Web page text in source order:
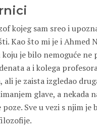
kojeg sam sreo i
Kao što mi je i Ahmed
je bilo nemoguće
a i kolega
je zaista izgledao
glave, a nekada
Sve u vezi s njim